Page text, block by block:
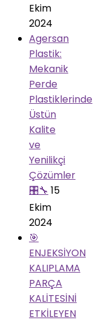
Ekim
2024
Agersan
Plastik:
Mekanik
Perde
Plastiklerinde
Üstün
Kalite
ve
Yenilikçi
Çözümler
🎛️🔧 15
Ekim
2024
🎯
ENJEKSİYON
KALIPLAMA
PARÇA
KALİTESİNİ
ETKİLEYEN